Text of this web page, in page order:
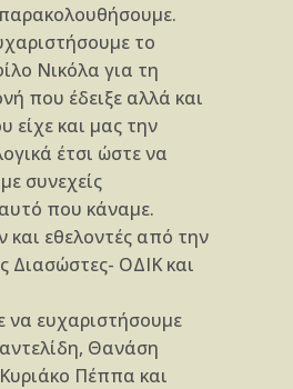
το
Νικόλα για τη
που έδειξε αλλά και
είχε και μας την
έτσι ώστε να
συνεχείς
που κάναμε.
και εθελοντές από την
Διασώστες- ΟΔΙΚ και
να ευχαριστήσουμε
Θανάση
Πέππα και